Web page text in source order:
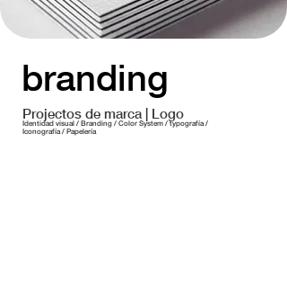
branding
Projectos de marca | Logo
Identidad visual / Branding / Color System / typografía /
Iconografía / Papelería